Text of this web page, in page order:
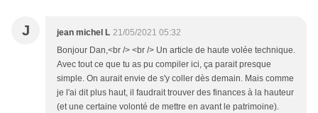
J jean michel L 21/05/2021 05:32
Bonjour Dan,<br /> <br /> Un article de haute volée technique.
Avec tout ce que tu as pu compiler ici, ça parait presque
simple. On aurait envie de s'y coller dès demain. Mais comme
je l'ai dit plus haut, il faudrait trouver des finances à la hauteur
(et une certaine volonté de mettre en avant le patrimoine).